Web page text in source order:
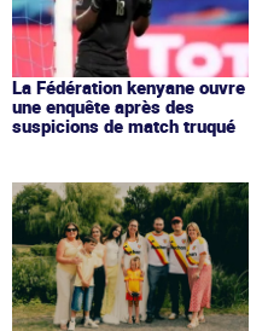
La Fédération kenyane ouvre
une enquête après des
suspicions de match truqué